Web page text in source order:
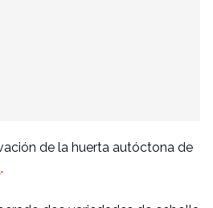
de la huerta autóctona de
.